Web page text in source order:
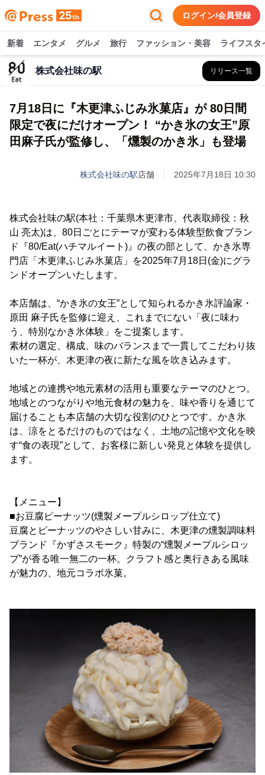
ログイン/会員登録
新着 エンタメ グルメ 旅行 ファッション・美容 ライフスタ
株式会社味の駅 リリース一覧
7月18日に『木更津ふじみ氷菓店』が 80日間
限定で夜にだけオープン！ “かき氷の女王”原
田麻子氏が監修し、「燻製のかき氷」も登場
株式会社味の駅店舗 2025年7月18日 10:30
株式会社味の駅(本社：千葉県木更津市、代表取締役：秋
山 亮太)は、80日ごとにテーマが変わる体験型飲食ブラン
ド『80/Eat(ハチマルイート)』の夜の部として、かき氷専
門店「木更津ふじみ氷菓店」を2025年7月18日(金)にグラ
ンドオープンいたします。
本店舗は、“かき氷の女王”として知られるかき氷評論家・
原田 麻子氏を監修に迎え、これまでにない「夜に味わ
う、特別なかき氷体験」をご提案します。
素材の選定、構成、味のバランスまで一貫してこだわり抜
いた一杯が、木更津の夜に新たな風を吹き込みます。
地域との連携や地元素材の活用も重要なテーマのひとつ。
地域とのつながりや地元食材の魅力を、味や香りを通じて
届けることも本店舗の大切な役割のひとつです。かき氷
は、涼をとるだけのものではなく、土地の記憶や文化を映
す“食の表現”として、お客様に新しい発見と体験を提供し
ます。
【メニュー】
■お豆腐ピーナッツ(燻製メープルシロップ仕立て)
豆腐とピーナッツのやさしい甘みに、木更津の燻製調味料
ブランド『かずさスモーク』特製の“燻製メープルシロッ
プ”が香る唯一無二の一杯。クラフト感と奥行きある風味
が魅力の、地元コラボ氷菓。